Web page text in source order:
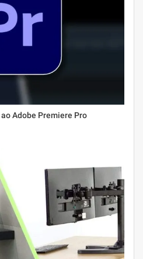
Adobe Premiere Pro